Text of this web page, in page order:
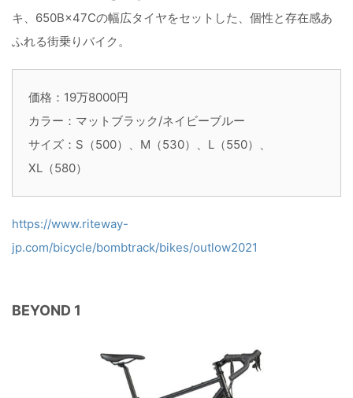
キ、650B×47Cの幅広タイヤをセットした、個性と存在感あ
ふれる街乗りバイク。
価格：19万8000円
カラー：マットブラック/ネイビーブルー
サイズ：S（500）、M（530）、L（550）、
XL（580）
https://www.riteway-
jp.com/bicycle/bombtrack/bikes/outlow2021
BEYOND 1